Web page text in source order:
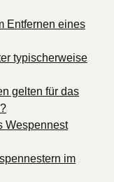
Entfernen eines
typischerweise
gelten für das
Wespennest
im